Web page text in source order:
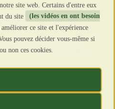
Ronde de Terre et Peuple
site web. Certains d'entre eux
du site
(les vidéos en ont besoin
ce site et l'expérience
pouvez décider vous-même si
non ces cookies.